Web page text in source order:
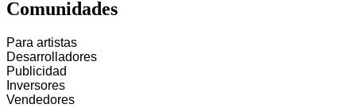
Comunidades
Para artistas
Desarrolladores
Publicidad
Inversores
Vendedores